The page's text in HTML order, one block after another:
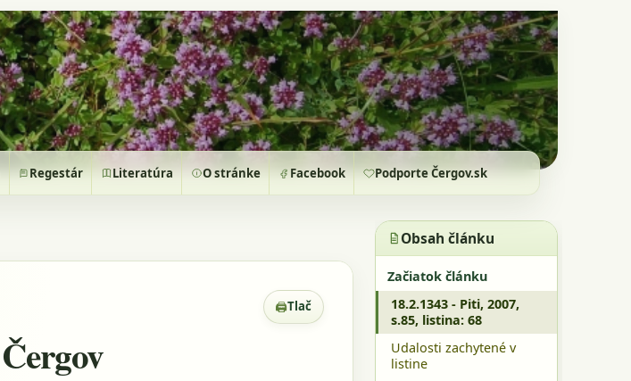
Regestár Literatúra O stránke Facebook Podporte Čergov.sk
🖨Tlač
Zobrazenie pre tlač
Obsah článku
Začiatok článku
18.2.1343 - Piti, 2007,
s.85, listina: 68
Udalosti zachytené v
listine